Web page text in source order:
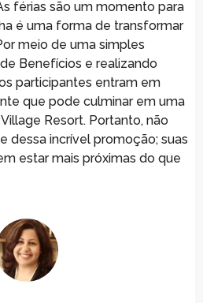
férias são um momento para
é uma forma de transformar
meio de uma simples
Benefícios e realizando
participantes entram em
que pode culminar em uma
Resort. Portanto, não
dessa incrível promoção; suas
estar mais próximas do que